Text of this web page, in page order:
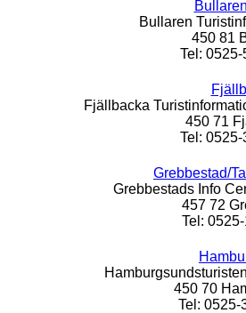
Bullaren
450 81
Tel: 0525-
Fjällbacka
450 71
Tel: 0525-
Grebbestad/
Grebbestads Info
457 72
Tel:
450 70
Tel: 0525-